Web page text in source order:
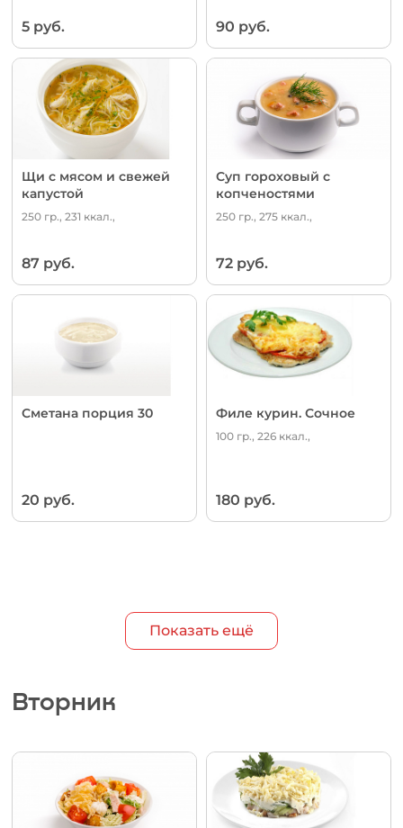
5 руб. 90 руб.
Щи с мясом и свежей
капустой
250 гр., 231 ккал.,
87 руб.
Суп гороховый с
копченостями
250 гр., 275 ккал.,
72 руб.
Сметана порция 30
20 руб.
Филе курин. Сочное
100 гр., 226 ккал.,
180 руб.
Показать ещё
Вторник